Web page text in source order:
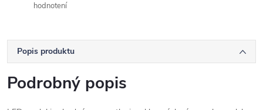
hodnotení
Popis produktu
Podrobný popis